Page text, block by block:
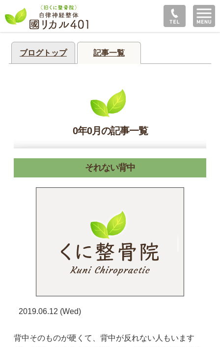
ブログトップ 記事一覧
0年0月の記事一覧
それない背中
2019.06.12 (Wed)
背中そのものが硬くて、背中が反れない人もいます